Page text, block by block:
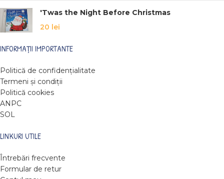
'Twas the Night Before Christmas
20 lei
INFORMAȚII IMPORTANTE
Politică de confidențialitate
Termeni și condiții
Politică cookies
ANPC
SOL
LINKURI UTILE
Întrebări frecvente
Formular de retur